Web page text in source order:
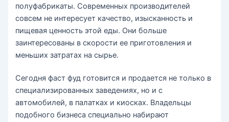
полуфабрикаты. Современных производителей
совсем не интересует качество, изысканность и
пищевая ценность этой еды. Они больше
заинтересованы в скорости ее приготовления и
меньших затратах на сырье.
Сегодня фаст фуд готовится и продается не только в
специализированных заведениях, но и c
автомобилей, в палатках и киосках. Владельцы
подобного бизнеса специально набирают